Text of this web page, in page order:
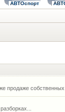
АВТОспорт
продаже